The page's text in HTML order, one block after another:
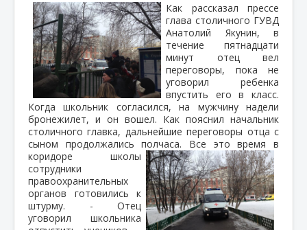
Как рассказал прессе
глава столичного ГУВД
Анатолий Якунин, в
течение пятнадцати
минут отец вел
переговоры, пока не
уговорил ребенка
впустить его в класс.
Когда школьник согласился, на мужчину надели
бронежилет, и он вошел. Как пояснил начальник
столичного главка, дальнейшие переговоры отца с
сыном продолжались полчаса. Все это время в
коридоре школы
сотрудники
правоохранительных
органов готовились к
штурму. - Отец
уговорил школьника